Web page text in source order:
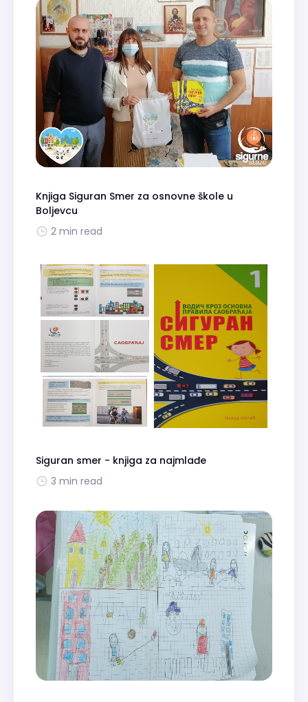
Knjiga Siguran Smer za osnovne škole u
Boljevcu
2 min read
Siguran smer - knjiga za najmlađe
3 min read